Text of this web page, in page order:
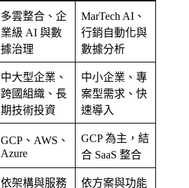
多雲整合、企
業級 AI 與數
據治理
MarTech AI、
行銷自動化與
數據分析
中大型企業、
跨國組織、長
期技術投資
中小企業、專
案型需求、快
速導入
GCP、AWS、
Azure
GCP 為主，結
合 SaaS 整合
依架構與服務
依方案與功能